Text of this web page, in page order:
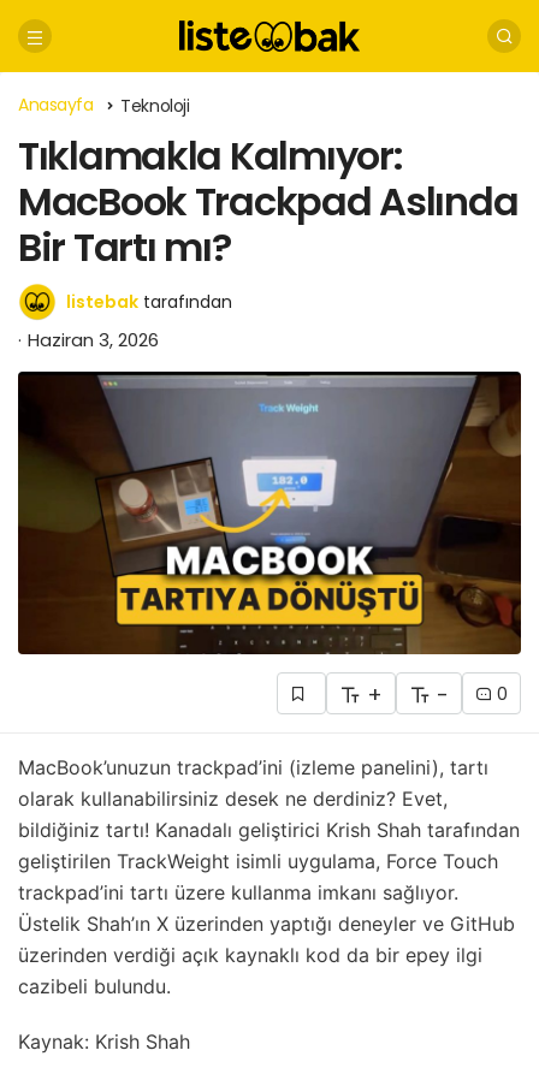
Anasayfa Teknoloji
Tıklamakla Kalmıyor:
MacBook Trackpad Aslında
Bir Tartı mı?
listebak tarafından
Haziran 3, 2026
+ - 0
MacBook’unuzun trackpad’ini (izleme panelini), tartı
olarak kullanabilirsiniz desek ne derdiniz? Evet,
bildiğiniz tartı! Kanadalı geliştirici Krish Shah tarafından
geliştirilen TrackWeight isimli uygulama, Force Touch
trackpad’ini tartı üzere kullanma imkanı sağlıyor.
Üstelik Shah’ın X üzerinden yaptığı deneyler ve GitHub
üzerinden verdiği açık kaynaklı kod da bir epey ilgi
cazibeli bulundu.
Kaynak: Krish Shah